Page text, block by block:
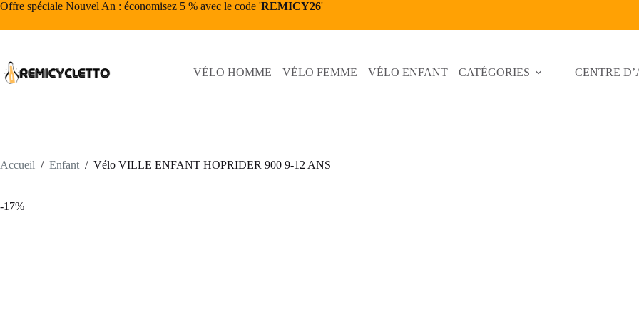
Passer
contenu
Offre spéciale Nouvel An : économisez 5 % avec le code 'REMICY26'
VÉLO HOMME VÉLO FEMME VÉLO ENFANT CATÉGORIES CENTRE
Accueil / Enfant / Vélo VILLE ENFANT HOPRIDER 900 9-12 ANS
-17%